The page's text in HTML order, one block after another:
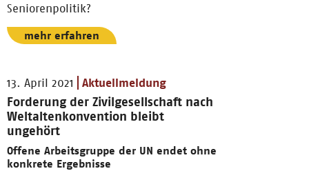
Seniorenpolitik?
mehr erfahren
13. April 2021 Aktuellmeldung
Forderung der Zivilgesellschaft nach
Weltaltenkonvention bleibt
ungehört
Offene Arbeitsgruppe der UN endet ohne
konkrete Ergebnisse